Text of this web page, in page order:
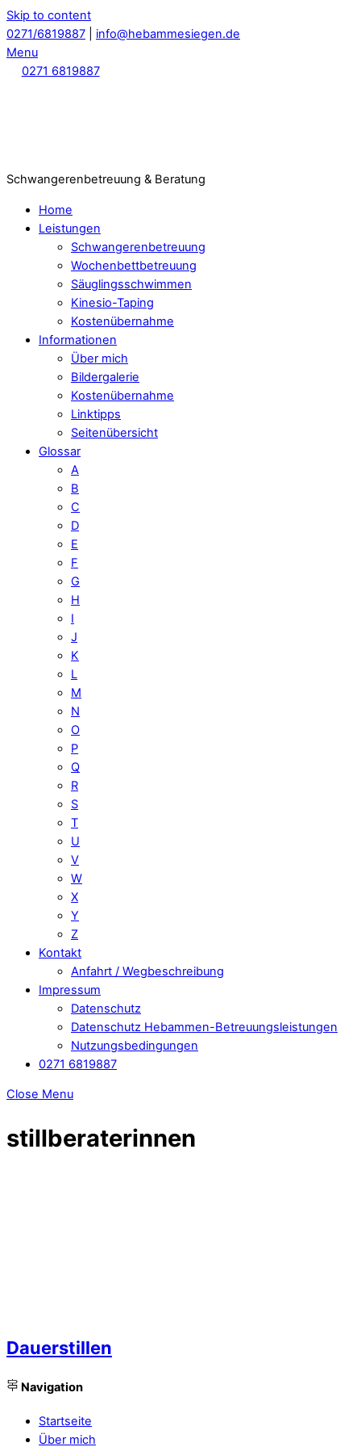
Skip to content
0271/6819887
info@hebammesiegen.de
Menu
0271 6819887
Schwangerenbetreuung & Beratung
Home
Leistungen
Schwangerenbetreuung
Wochenbettbetreuung
Säuglingsschwimmen
Kinesio-Taping
Kostenübernahme
Informationen
Über mich
Bildergalerie
Kostenübernahme
Linktipps
Seitenübersicht
Glossar
A
B
C
D
E
F
G
H
I
J
K
L
M
N
O
P
Q
R
S
T
U
V
W
X
Y
Z
Kontakt
Anfahrt / Wegbeschreibung
Impressum
Datenschutz
Datenschutz Hebammen-Betreuungsleistungen
Nutzungsbedingungen
0271 6819887
Close Menu
stillberaterinnen
Dauerstillen
Navigation
Startseite
Über mich